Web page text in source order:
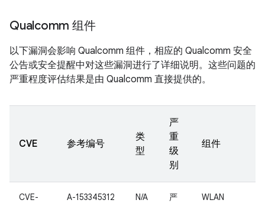
Qualcomm 组件
以下漏洞会影响 Qualcomm 组件，相应的 Qualcomm 安全
公告或安全提醒中对这些漏洞进行了详细说明。这些问题的
严重程度评估结果是由 Qualcomm 直接提供的。
CVE 参考编号
类
型
严
重
级
别
组件
CVE-
A-153345312
N/A
严
WLAN